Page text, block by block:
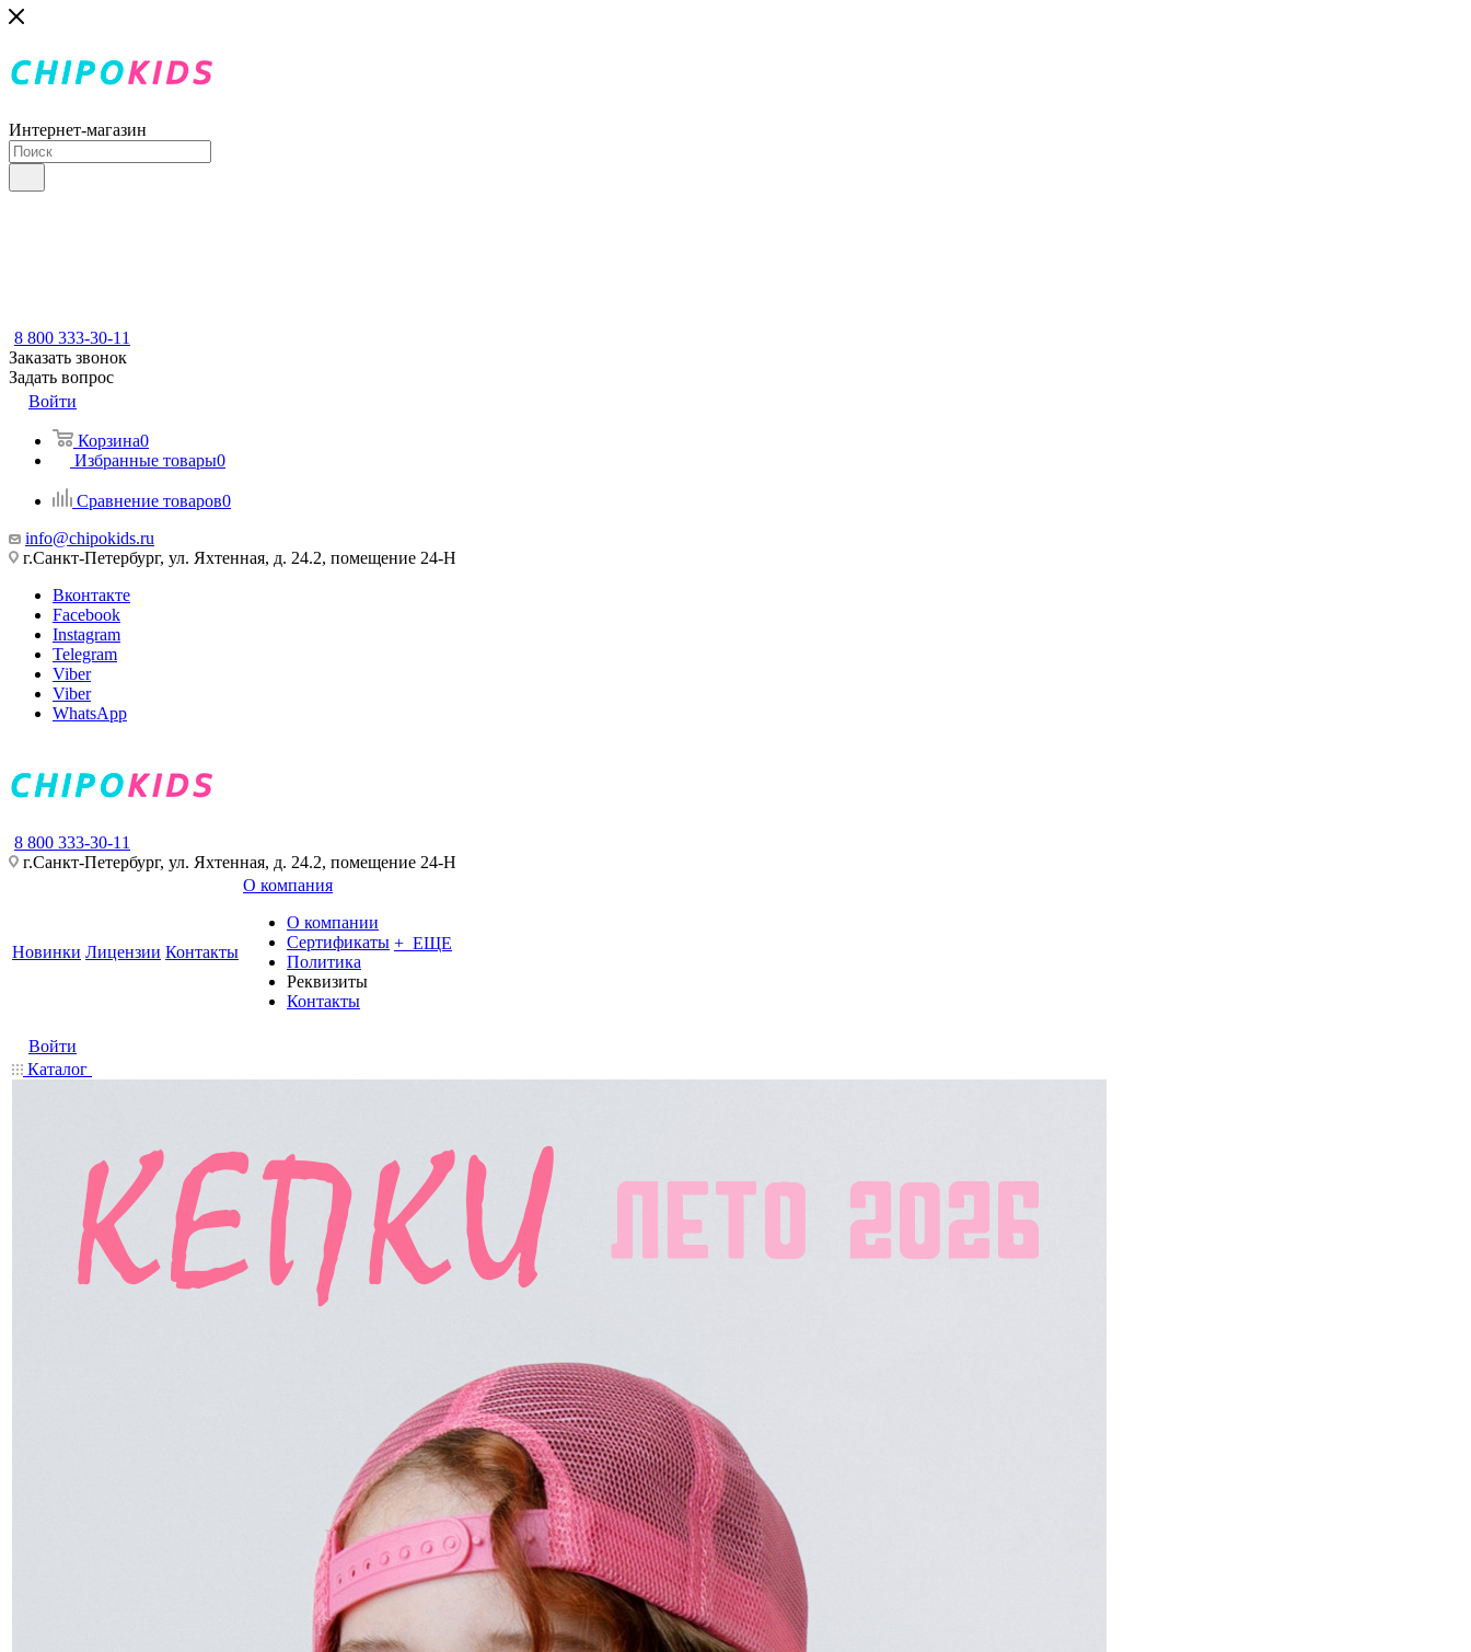
Интернет-магазин
8 800 333-30-11
Заказать звонок
Задать вопрос
Войти
Корзина0
Избранные товары0
Сравнение товаров0
info@chipokids.ru
г.Санкт-Петербург, ул. Яхтенная, д. 24.2, помещение 24-Н
Вконтакте
Facebook
Instagram
Telegram
Viber
Viber
WhatsApp
8 800 333-30-11
г.Санкт-Петербург, ул. Яхтенная, д. 24.2, помещение 24-Н
Новинки Лицензии Контакты
О компания
О компании
Сертификаты
Политика
Реквизиты
Контакты
+ ЕЩЕ
Войти
Каталог